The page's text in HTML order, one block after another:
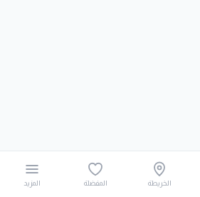
الخريطة المفضلة المزيد